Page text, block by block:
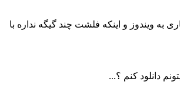
به ویندوز و اینکه فلشت چند گیگه نداره با
دانلود کنم ؟...